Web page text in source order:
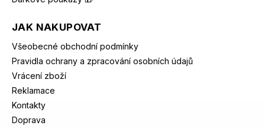
JAK NAKUPOVAT
Všeobecné obchodní podmínky
Pravidla ochrany a zpracování osobních údajů
Vrácení zboží
Reklamace
Kontakty
Doprava